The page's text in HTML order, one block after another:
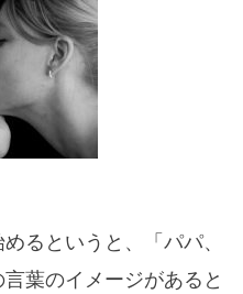
るというと、「パパ、
葉のイメージがあると